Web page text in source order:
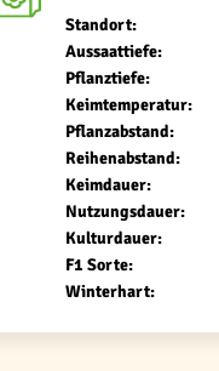
Standort:
Aussaattiefe:
Pflanztiefe:
Keimtemperatur:
Pflanzabstand:
Reihenabstand:
Keimdauer:
Nutzungsdauer:
Kulturdauer:
F1 Sorte:
Winterhart: